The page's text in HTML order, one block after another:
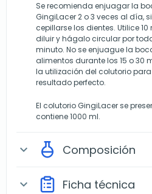
Se recomienda enjuagar la
GingiLacer 2 o 3 veces al día,
cepillarse los dientes. Utilice
diluir y hágalo circular por
minuto. No se enjuague la
alimentos durante los 15 o 30
la utilización del colutorio
resultado perfecto.
El colutorio GingiLacer se
contiene 1000 ml.
expand_more Composición
expand_more Ficha técnica